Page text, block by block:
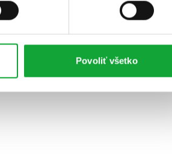
Povoliť všetko